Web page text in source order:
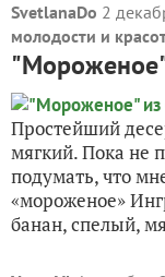
SvetlanaDo 2
молодости и
Простейший
мягкий. Пока не
подумать, что
«мороженое»
банан, спелый,